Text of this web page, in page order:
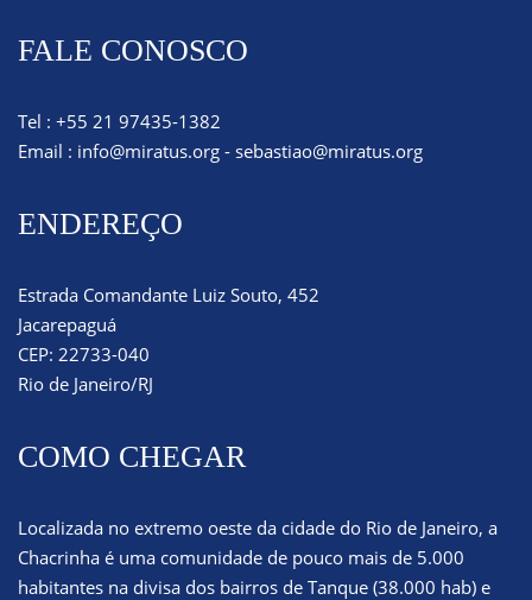
FALE CONOSCO
Tel : +55 21 97435-1382
Email : info@miratus.org - sebastiao@miratus.org
ENDEREÇO
Estrada Comandante Luiz Souto, 452
Jacarepaguá
CEP: 22733-040
Rio de Janeiro/RJ
COMO CHEGAR
Localizada no extremo oeste da cidade do Rio de Janeiro, a
Chacrinha é uma comunidade de pouco mais de 5.000
habitantes na divisa dos bairros de Tanque (38.000 hab) e